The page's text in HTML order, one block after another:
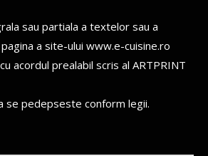
sau partiala a textelor sau a
a site-ului www.e-cuisine.ro
acordul prealabil scris al ARTPRINT
se pedepseste conform legii.